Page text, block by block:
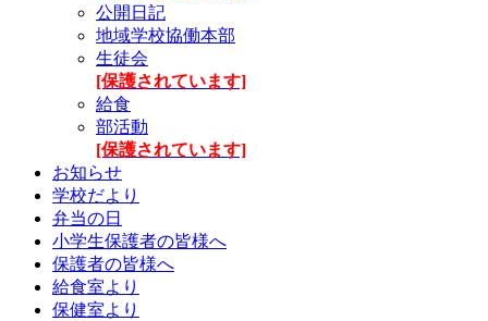
公開日記
地域学校協働本部
生徒会
[保護されています]
給食
部活動
[保護されています]
お知らせ
学校だより
弁当の日
小学生保護者の皆様へ
保護者の皆様へ
給食室より
保健室より